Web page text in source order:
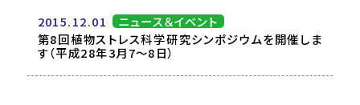
2015.12.01
ニュース＆イベント
第8回植物ストレス科学研究シンポジウムを開催しま
す（平成28年3月7～8日）